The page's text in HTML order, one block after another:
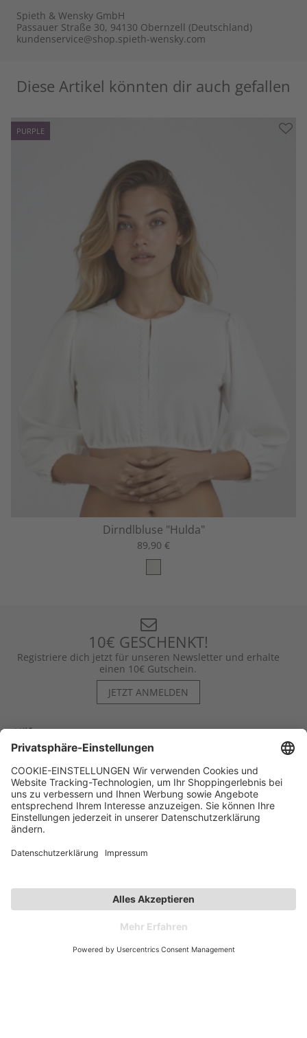
Spieth & Wensky GmbH
Passauer Straße 30, 94130 Obernzell (Deutschland)
kundenservice@shop.spieth-wensky.com
Diese Artikel könnten dir auch gefallen
PURPLE
Dirndlbluse "Hulda"
89,90 €
10€ GESCHENKT!
Registriere dich jetzt für unseren Newsletter und erhalte
einen 10€ Gutschein.
JETZT ANMELDEN
Hilfe
Kontakt
Kategorien
Affiliate-Partner­programm